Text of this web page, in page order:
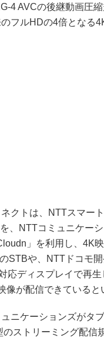
4 AVCの後継動画圧
フルHDの4倍となる
クトは、NTTスマー
、NTTコミュニケー
」を利用し、4K
STBや、NTTドコモ
応ディスプレイで再
が配信できていると
ニケーションズがタ
のストリーミング配信